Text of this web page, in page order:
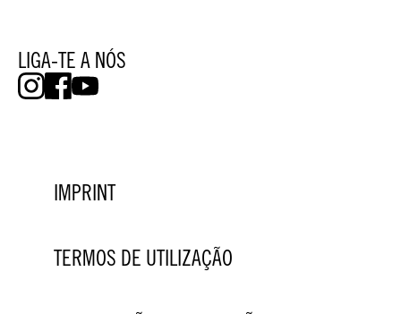
LIGA-TE A NÓS
IMPRINT
TERMOS DE UTILIZAÇÃO